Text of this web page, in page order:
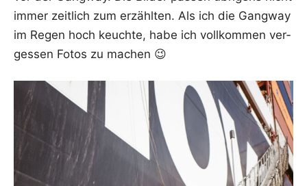
immer zeit­lich zum erzähl­ten. Als ich die Gang­way
im Regen hoch keuch­te, habe ich voll­kom­men ver­
ges­sen Fotos zu machen 😉